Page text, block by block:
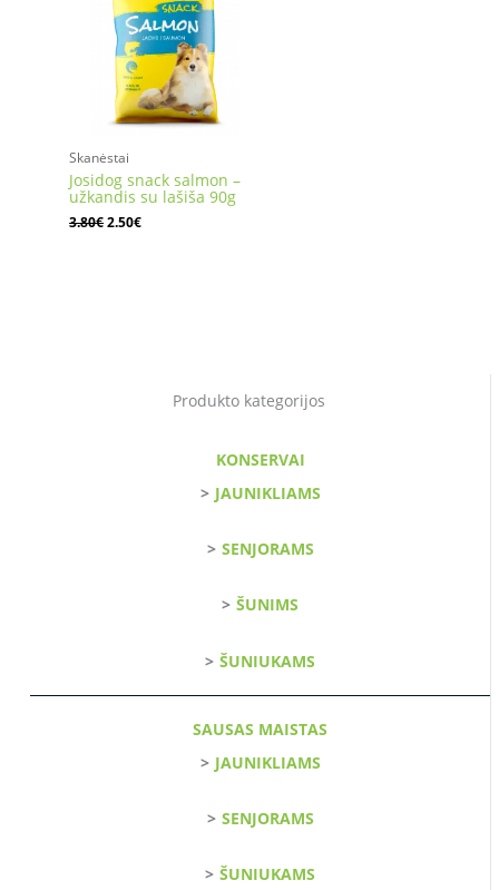
Produkto kategorijos
KONSERVAI
JAUNIKLIAMS
SENJORAMS
ŠUNIMS
ŠUNIUKAMS
SAUSAS MAISTAS
JAUNIKLIAMS
SENJORAMS
ŠUNIUKAMS
Skanėstai
Josidog snack salmon –
užkandis su lašiša 90g
3.80€2.50€